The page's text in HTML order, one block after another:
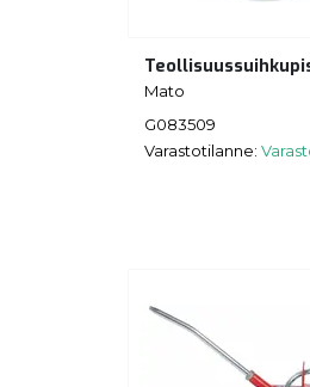
Mato
G083509
Varastotilanne: